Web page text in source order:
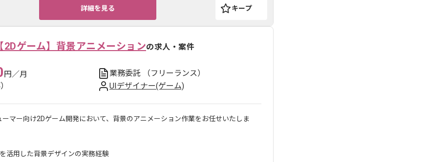
詳細を見る キープ
2Dゲーム】背景アニメーションの求人・案件
円／月 業務委託
（フリーランス）
UIデザイナー(ゲーム)
ーマー向け2Dゲーム開発において、背景のアニメーション作業をお任せいたしま
活用した背景デザインの実務経験